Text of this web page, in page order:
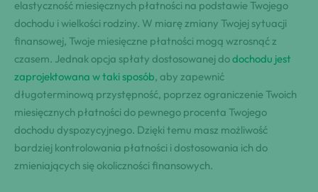
elastyczność miesięcznych płatności na podstawie Twojego
dochodu i wielkości rodziny. W miarę zmiany Twojej sytuacji
finansowej, Twoje miesięczne płatności mogą wzrosnąć z
czasem. Jednak opcja spłaty dostosowanej dodochodu jest
zaprojektowana w taki sposób, aby zapewnić
długoterminową przystępność, poprzez ograniczenie Twoich
miesięcznych płatności do pewnego procenta Twojego
dochodu dyspozycyjnego. Dzięki temu masz możliwość
bardziej kontrolowania płatności i dostosowania ich do
zmieniających się okoliczności finansowych.